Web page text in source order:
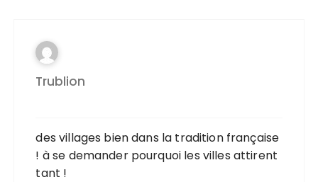
Trublion
des villages bien dans la tradition française
! à se demander pourquoi les villes attirent
tant !